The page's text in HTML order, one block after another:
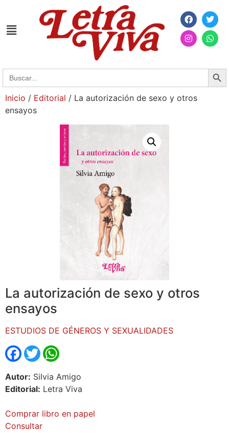
Search
for:
Inicio / Editorial / La autorización de sexo y otros
ensayos
La autorización de sexo y otros
ensayos
ESTUDIOS DE GÉNEROS Y SEXUALIDADES
Facebook
Twitter
Autor: Silvia Amigo
Editorial: Letra Viva
Comprar libro en papel
Consultar